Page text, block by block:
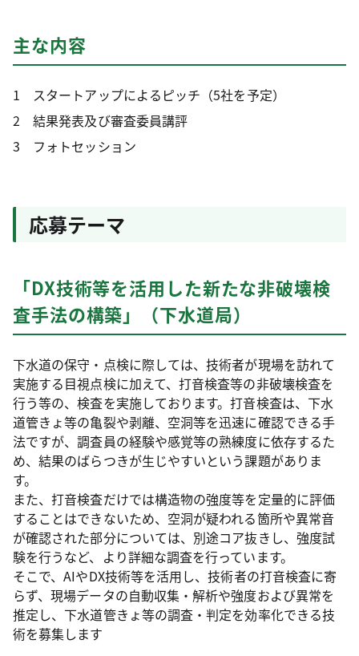
主な内容
1 スタートアップによるピッチ（5社を予定）
2 結果発表及び審査委員講評
3 フォトセッション
応募テーマ
「DX技術等を活用した新たな非破壊検
査手法の構築」（下水道局）
下水道の保守・点検に際しては、技術者が現場を訪れて
実施する目視点検に加えて、打音検査等の非破壊検査を
行う等の、検査を実施しております。打音検査は、下水
道管きょ等の亀裂や剥離、空洞等を迅速に確認できる手
法ですが、調査員の経験や感覚等の熟練度に依存するた
め、結果のばらつきが生じやすいという課題がありま
す。
また、打音検査だけでは構造物の強度等を定量的に評価
することはできないため、空洞が疑われる箇所や異常音
が確認された部分については、別途コア抜きし、強度試
験を行うなど、より詳細な調査を行っています。
そこで、AIやDX技術等を活用し、技術者の打音検査に寄
らず、現場データの自動収集・解析や強度および異常を
推定し、下水道管きょ等の調査・判定を効率化できる技
術を募集します